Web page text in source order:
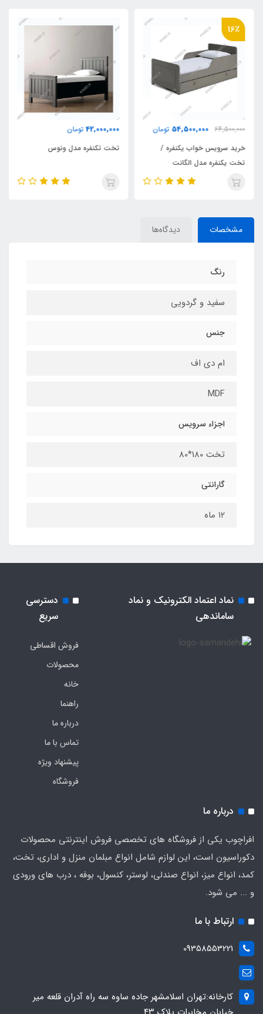
16٪
64,500,000
54,500,000 تومان
خرید سرویس خواب یکنفره /
تخت یکنفره مدل الگانت
42,000,000 تومان
تخت تکنفره مدل ونوس
مشخصات دیدگاه‌ها
رنگ
سفید و گردویی
جنس
ام دی اف
MDF
اجزاء سرویس
تخت 180*80
گارانتی
۱۲ ماه
نماد اعتماد الکترونیک و نماد
ساماندهی
دسترسی
سریع
فروش اقساطی
محصولات
خانه
راهنما
درباره ما
تماس با ما
پیشنهاد ویژه
فروشگاه
درباره ما
افراچوب یکی از فروشگاه های تخصصی فروش اینترنتی محصولات
دکوراسیون است، این لوازم شامل انواع مبلمان منزل و اداری، تخت،
کمد، انواع میز، انواع صندلی، لوستر، کنسول، بوفه ، درب های ورودی
و ... می شود.
ارتباط با ما
09358553221
کارخانه:تهران اسلامشهر جاده ساوه سه راه آدران قلعه میر